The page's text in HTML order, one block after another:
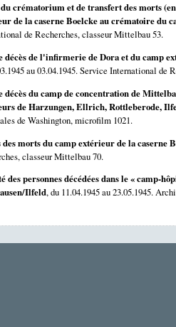
crématorium et de transfert des morts
de la caserne Boelcke au crématoire du
de Recherches, classeur Mittelbau 53.
décès de l'infirmerie de Dora et du camp
au 03.04.1945. Service International de
décès du camp de concentration de
de Harzungen, Ellrich, Rottleberode,
de Washington, microfilm 1021.
morts du camp extérieur de la caserne
classeur Mittelbau 70.
des personnes décédées dans le « camp-
Ilfeld, du 11.04.1945 au 23.05.1945.